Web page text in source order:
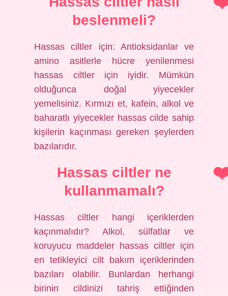
beslenmeli?
Hassas ciltler için: Antioksidanlar ve
amino asitlerle hücre yenilenmesi
hassas ciltler için iyidir. Mümkün
olduğunca doğal yiyecekler
yemelisiniz. Kırmızı et, kafein, alkol ve
baharatlı yiyecekler hassas cilde sahip
kişilerin kaçınması gereken şeylerden
bazılarıdır.
Hassas ciltler ne
kullanmamalı?
Hassas ciltler hangi içeriklerden
kaçınmalıdır? Alkol, sülfatlar ve
koruyucu maddeler hassas ciltler için
en tetikleyici cilt bakım içeriklerinden
bazıları olabilir. Bunlardan herhangi
birinin cildinizi tahriş ettiğinden